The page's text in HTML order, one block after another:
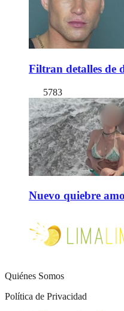
Filtran detalles de
5783
Nuevo quiebre
Quiénes Somos
Política de Privacidad